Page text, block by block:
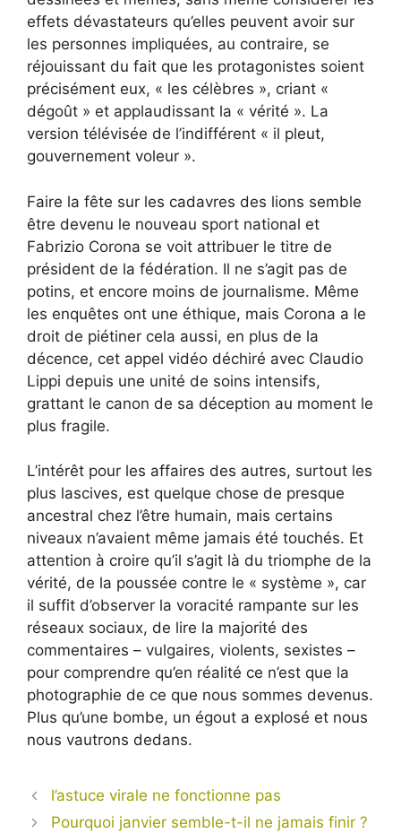
effets dévastateurs qu’elles peuvent avoir sur
les personnes impliquées, au contraire, se
réjouissant du fait que les protagonistes soient
précisément eux, « les célèbres », criant «
dégoût » et applaudissant la « vérité ». La
version télévisée de l’indifférent « il pleut,
gouvernement voleur ».
Faire la fête sur les cadavres des lions semble
être devenu le nouveau sport national et
Fabrizio Corona se voit attribuer le titre de
président de la fédération. Il ne s’agit pas de
potins, et encore moins de journalisme. Même
les enquêtes ont une éthique, mais Corona a le
droit de piétiner cela aussi, en plus de la
décence, cet appel vidéo déchiré avec Claudio
Lippi depuis une unité de soins intensifs,
grattant le canon de sa déception au moment le
plus fragile.
L’intérêt pour les affaires des autres, surtout les
plus lascives, est quelque chose de presque
ancestral chez l’être humain, mais certains
niveaux n’avaient même jamais été touchés. Et
attention à croire qu’il s’agit là du triomphe de la
vérité, de la poussée contre le « système », car
il suffit d’observer la voracité rampante sur les
réseaux sociaux, de lire la majorité des
commentaires – vulgaires, violents, sexistes –
pour comprendre qu’en réalité ce n’est que la
photographie de ce que nous sommes devenus.
Plus qu’une bombe, un égout a explosé et nous
nous vautrons dedans.
l’astuce virale ne fonctionne pas
Pourquoi janvier semble-t-il ne jamais finir ?